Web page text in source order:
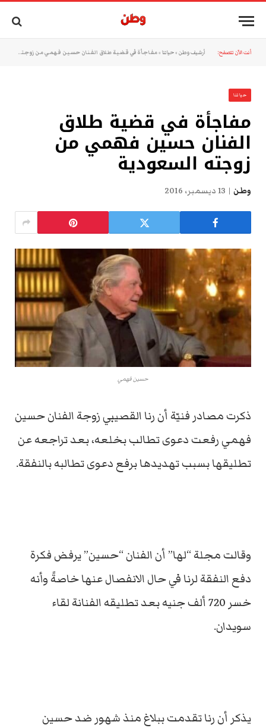
أنت الآن تتصفح: أرشيف وطن »حياتنا »مفاجأة في قضية طلاق الفنان حسين فهمي من زوجته السعودية
حياتنا
مفاجأة في قضية طلاق
الفنان حسين فهمي من
زوجته السعودية
وطن 13 ديسمبر، 2016
حسين فهمي
ذكرت مصادر فنيّة أن رنا القصيبي زوجة الفنان حسين
فهمي رفعت دعوى تطالب بخلعه، بعد تراجعه عن
تطليقها بسبب تهديدها برفع دعوى تطالبه بالنفقة.
وقالت مجلة “لها” أن الفنان “حسين” يرفض فكرة
دفع النفقة لرنا في حال الانفصال عنها خاصةً وأنه
خسر 720 ألف جنيه بعد تطليقه الفنانة لقاء
سويدان.
يذكر أن رنا تقدمت ببلاغ منذ شهور ضد حسين